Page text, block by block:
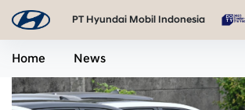
PT Hyundai Mobil Indonesia
Home News